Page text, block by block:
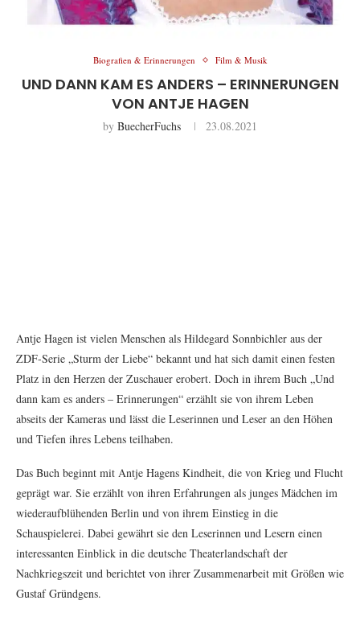
Biografien & Erinnerungen Film & Musik
UND DANN KAM ES ANDERS – ERINNERUNGEN
VON ANTJE HAGEN
by BuecherFuchs 23.08.2021
Antje Hagen ist vielen Menschen als Hildegard Sonnbichler aus der
ZDF-Serie „Sturm der Liebe“ bekannt und hat sich damit einen festen
Platz in den Herzen der Zuschauer erobert. Doch in ihrem Buch „Und
dann kam es anders – Erinnerungen“ erzählt sie von ihrem Leben
abseits der Kameras und lässt die Leserinnen und Leser an den Höhen
und Tiefen ihres Lebens teilhaben.
Das Buch beginnt mit Antje Hagens Kindheit, die von Krieg und Flucht
geprägt war. Sie erzählt von ihren Erfahrungen als junges Mädchen im
wiederaufblühenden Berlin und von ihrem Einstieg in die
Schauspielerei. Dabei gewährt sie den Leserinnen und Lesern einen
interessanten Einblick in die deutsche Theaterlandschaft der
Nachkriegszeit und berichtet von ihrer Zusammenarbeit mit Größen wie
Gustaf Gründgens.